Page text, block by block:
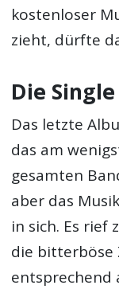
kostenloser
zieht, dürfte
Die
Das letzte
das am
gesamten
aber das
in sich. Es rief
die bitterböse
entsprechend